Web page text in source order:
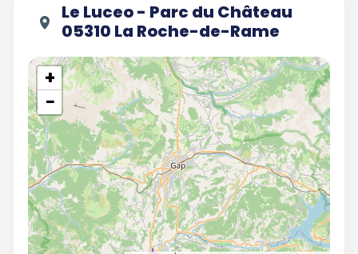
Le Luceo - Parc du Château
05310 La Roche-de-Rame
+
−